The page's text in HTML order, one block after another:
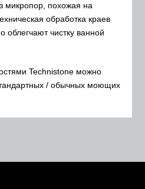
микропор, похожая на
обработка краев
облегчают чистку ванной
Technistone можно
/ обычных моющих